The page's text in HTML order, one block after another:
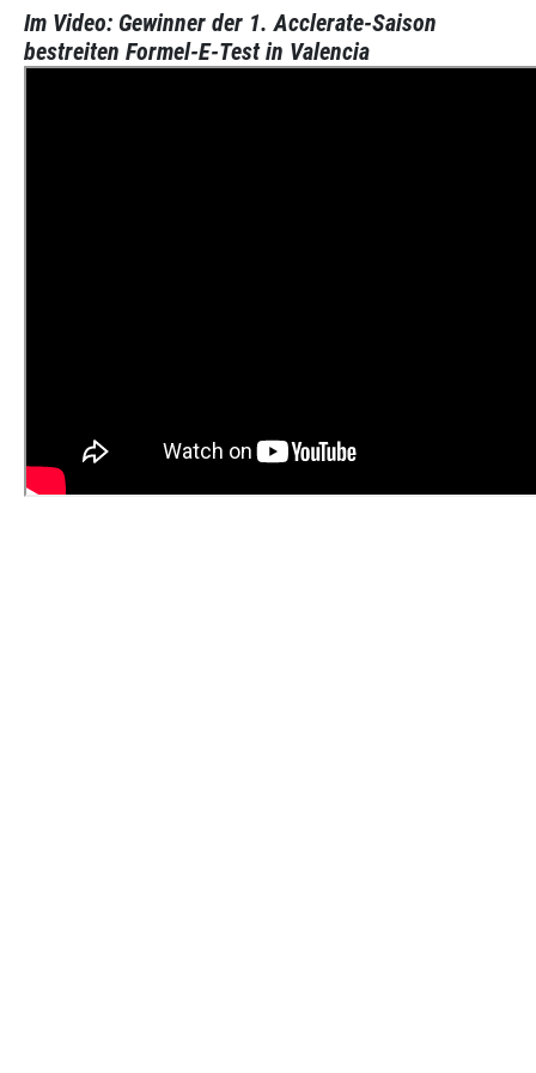
Im Video: Gewinner der 1. Acclerate-Saison
bestreiten Formel-E-Test in Valencia